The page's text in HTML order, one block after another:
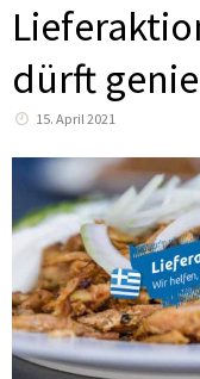
dürft
15. April 2021